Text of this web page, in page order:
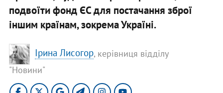
подвоїти фонд ЄС для постачання зброї
іншим країнам, зокрема Україні.
Ірина Лисогор, керівниця відділу
"Новини"